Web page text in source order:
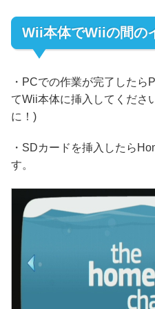
Wii本体でWiiの間の
・PCでの作業が完了した
てWii本体に挿入してくださ
に！)
・SDカードを挿入したら
す。